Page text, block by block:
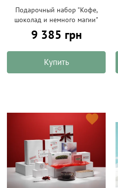
Подарочный набор "Кофе,
шоколад и немного магии"
9 385 грн
Купить